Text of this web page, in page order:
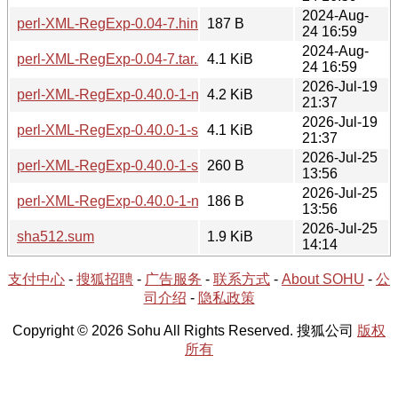
perl-XML-RegExp-0.04-7.hint
187 B
2024-Aug-
24 16:59
perl-XML-RegExp-0.04-7.tar.zst4.1 KiB
2024-Aug-
24 16:59
perl-XML-RegExp-0.40.0-1-noarch.tar.zst
4.2 KiB
2026-Jul-19
21:37
perl-XML-RegExp-0.40.0-1-src.tar.zst
4.1 KiB
2026-Jul-19
21:37
perl-XML-RegExp-0.40.0-1-src.hint
260 B
2026-Jul-25
13:56
perl-XML-RegExp-0.40.0-1-noarch.hint
186 B
2026-Jul-25
13:56
sha512.sum
1.9 KiB
2026-Jul-25
14:14
支付中心 - 搜狐招聘 - 广告服务 - 联系方式 - About SOHU - 公
司介绍 - 隐私政策
Copyright © 2026 Sohu All Rights Reserved. 搜狐公司 版权
所有